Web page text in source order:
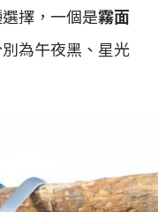
擇，一個是霧面
為午夜黑、星光